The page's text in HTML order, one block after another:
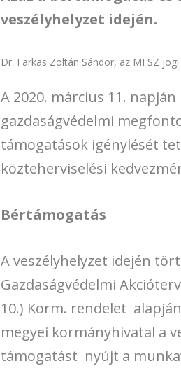
veszélyhelyzet idején.
Dr. Farkas Zoltán Sándor, az MFSZ
A 2020. március 11.
gazdaságvédelmi
támogatások igénylését
közteherviselési
Bértámogatás
A veszélyhelyzet idején
Gazdaságvédelmi
10.) Korm. rendelet
megyei kormányhivatal a
támogatást nyújt a